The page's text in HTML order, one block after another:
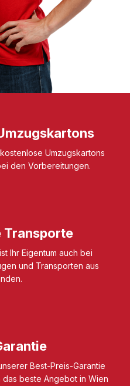
Umzugskartons
den Vorbereitungen.
Transporte
Ihr Eigentum auch bei
und Transporten aus
Best-Preis-Garantie
das beste Angebot in Wien